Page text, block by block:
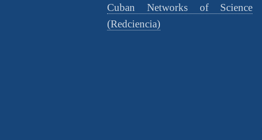
Cuban Networks of Science
(Redciencia)